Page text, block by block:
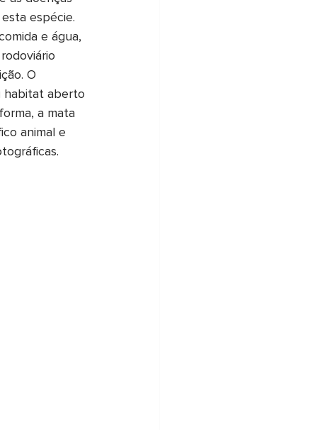
espécie.
e água,
O
habitat aberto
a mata
animal e